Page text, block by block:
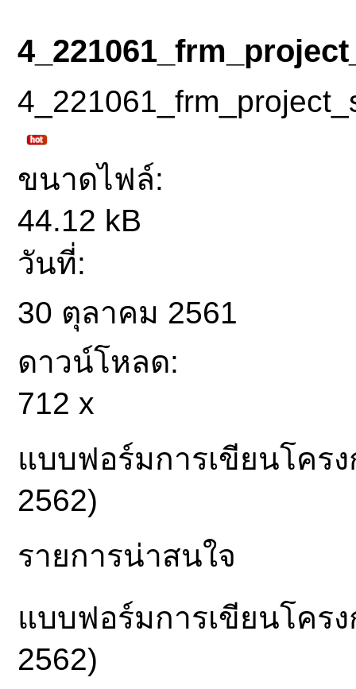
ขนาดไฟล์:
44.12 kB
วันที่:
30 ตุลาคม 2561
ดาวน์โหลด:
712 x
แบบฟอร์มการเขียนโคร
2562)
รายการน่าสนใจ
แบบฟอร์มการเขียนโคร
2562)